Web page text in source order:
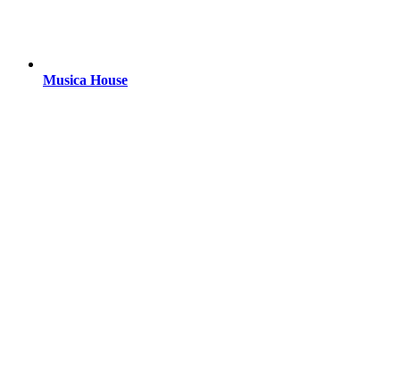
Musica House